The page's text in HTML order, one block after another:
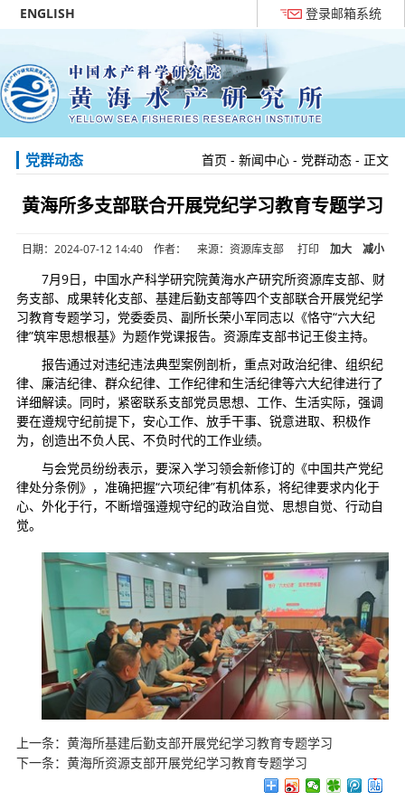
ENGLISH 登录邮箱系统
党群动态 首页 -新闻中心 - 党群动态 - 正文
黄海所多支部联合开展党纪学习教育专题学习
日期：2024-07-12 14:40 作者： 来源：资源库支部 打印 加大 减小
7月9日，中国水产科学研究院黄海水产研究所资源库支部、财
务支部、成果转化支部、基建后勤支部等四个支部联合开展党纪学
习教育专题学习，党委委员、副所长荣小军同志以《恪守“六大纪
律”筑牢思想根基》为题作党课报告。资源库支部书记王俊主持。
报告通过对违纪违法典型案例剖析，重点对政治纪律、组织纪
律、廉洁纪律、群众纪律、工作纪律和生活纪律等六大纪律进行了
详细解读。同时，紧密联系支部党员思想、工作、生活实际，强调
要在遵规守纪前提下，安心工作、放手干事、锐意进取、积极作
为，创造出不负人民、不负时代的工作业绩。
与会党员纷纷表示，要深入学习领会新修订的《中国共产党纪
律处分条例》，准确把握“六项纪律”有机体系，将纪律要求内化于
心、外化于行，不断增强遵规守纪的政治自觉、思想自觉、行动自
觉。
上一条： 黄海所基建后勤支部开展党纪学习教育专题学习
下一条： 黄海所资源支部开展党纪学习教育专题学习